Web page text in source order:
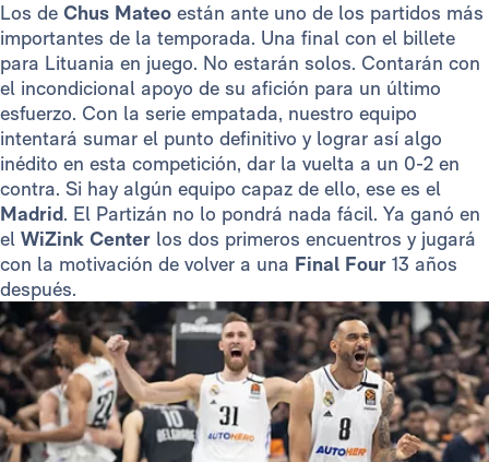
Los de Chus Mateo están ante uno de los partidos más
importantes de la temporada. Una final con el billete
para Lituania en juego. No estarán solos. Contarán con
el incondicional apoyo de su afición para un último
esfuerzo. Con la serie empatada, nuestro equipo
intentará sumar el punto definitivo y lograr así algo
inédito en esta competición, dar la vuelta a un 0-2 en
contra. Si hay algún equipo capaz de ello, ese es el
Madrid. El Partizán no lo pondrá nada fácil. Ya ganó en
el WiZink Center los dos primeros encuentros y jugará
con la motivación de volver a una Final Four 13 años
después.